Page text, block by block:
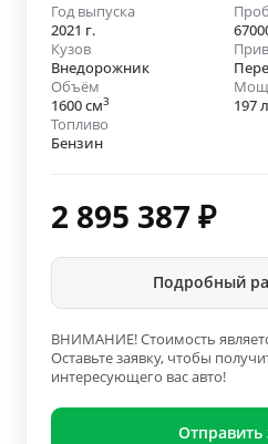
Год выпуска
2021 г.
Кузов
Внедорожник
Объём
1600 см3
197
Топливо
Бензин
2 895 387 ₽
Подробный
ВНИМАНИЕ! Стоимость
Оставьте заявку, чтобы
интересующего вас авто!
Отправить